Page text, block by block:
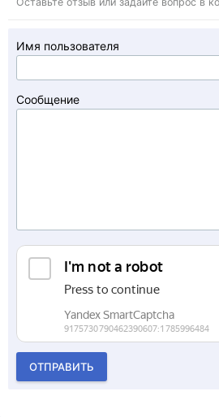
Имя пользователя
Сообщение
ОТПРАВИТЬ